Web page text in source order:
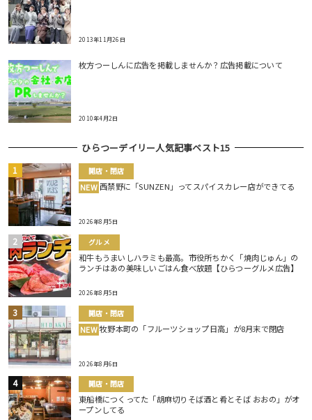
2013年11月26日
枚方つーしんに広告を掲載しませんか？広告掲載について
2010年4月2日
ひらつーデイリー人気記事ベスト15
開店・閉店
NEW 西禁野に「SUNZEN」ってスパイスカレー店ができてる
2026年8月5日
グルメ
和牛もうまいしハラミも最高。市役所ちかく「焼肉じゅん」の
ランチはあの美味しいごはん食べ放題【ひらつーグルメ広告】
2026年8月5日
開店・閉店
NEW 牧野本町の「フルーツショップ日高」が8月末で閉店
2026年8月6日
開店・閉店
東船橋につくってた「胡麻切りそば酒と肴とそば おおの」がオ
ープンしてる